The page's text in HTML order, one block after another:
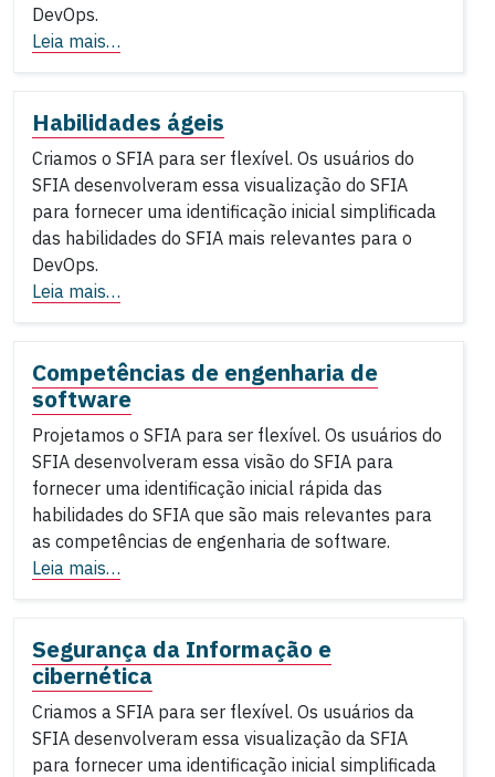
DevOps.
Leia mais…
Habilidades ágeis
Criamos o SFIA para ser flexível. Os usuários do
SFIA desenvolveram essa visualização do SFIA
para fornecer uma identificação inicial simplificada
das habilidades do SFIA mais relevantes para o
DevOps.
Leia mais…
Competências de engenharia de
software
Projetamos o SFIA para ser flexível. Os usuários do
SFIA desenvolveram essa visão do SFIA para
fornecer uma identificação inicial rápida das
habilidades do SFIA que são mais relevantes para
as competências de engenharia de software.
Leia mais…
Segurança da Informação e
cibernética
Criamos a SFIA para ser flexível. Os usuários da
SFIA desenvolveram essa visualização da SFIA
para fornecer uma identificação inicial simplificada